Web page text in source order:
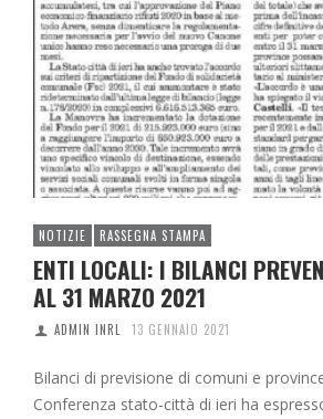
NOTIZIE RASSEGNA STAMPA
ENTI LOCALI: I BILANCI
AL 31 MARZO 2021
ADMIN INRL 13 GENNAIO 2021
Bilanci di previsione di comuni e
Conferenza stato-città di ieri ha